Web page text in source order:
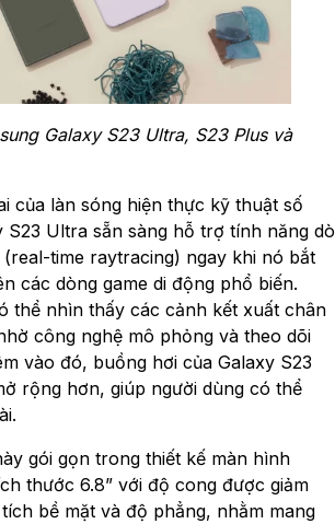
Galaxy S23 Ultra, S23 Plus và
của làn sóng hiện thực kỹ thuật số
S23 Ultra sẵn sàng hỗ trợ tính năng dò
time raytracing) ngay khi nó bắt
các dòng game di động phổ biến.
thể nhìn thấy các cảnh kết xuất chân
công nghệ mô phỏng và theo dõi
vào đó, buồng hơi của Galaxy S23
rộng hơn, giúp người dùng có thể
gói gọn trong thiết kế màn hình
thước 6.8” với độ cong được giảm
bề mặt và độ phẳng, nhằm mang